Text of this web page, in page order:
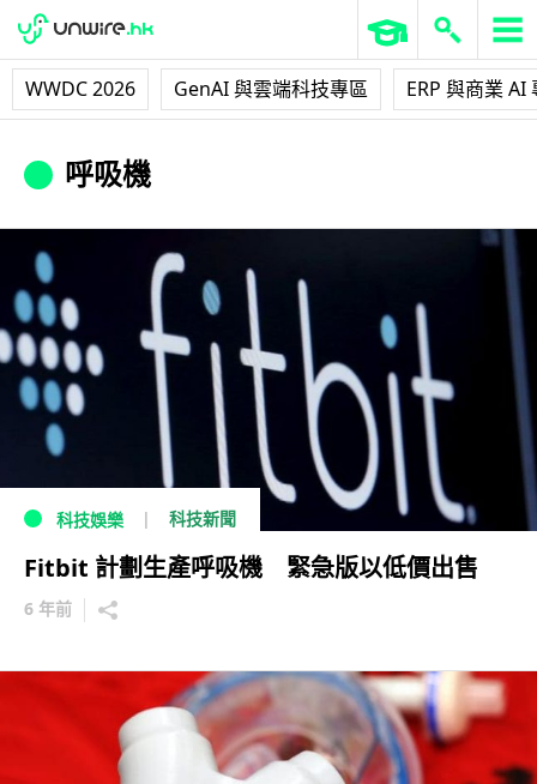
WWDC 2026 GenAI 與雲端科技專區 ERP 與商業 AI
呼吸機
科技娛樂 科技新聞
Fitbit 計劃生產呼吸機 緊急版以低價出售
6 年前